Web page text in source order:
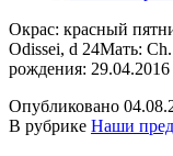
Окрас: красный
Odissei, d 24Мать:
рождения: 29.04.2016
Опубликовано
В рубрике Наши